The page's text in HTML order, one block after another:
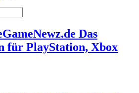
GameNewz.de Das
für PlayStation, Xbox